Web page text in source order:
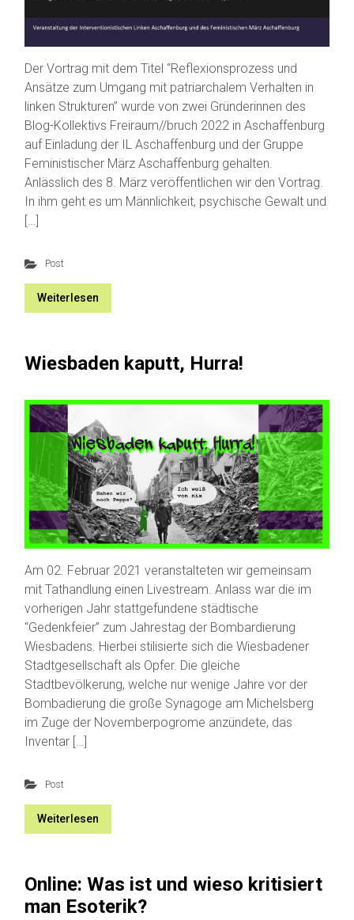
Der Vortrag mit dem Titel “Reflexionsprozess und
Ansätze zum Umgang mit patriarchalem Verhalten in
linken Strukturen” wurde von zwei Gründerinnen des
Blog-Kollektivs Freiraum//bruch 2022 in Aschaffenburg
auf Einladung der IL Aschaffenburg und der Gruppe
Feministischer März Aschaffenburg gehalten.
Anlässlich des 8. März veröffentlichen wir den Vortrag.
In ihm geht es um Männlichkeit, psychische Gewalt und
[…]
Post
Weiterlesen
Wiesbaden kaputt, Hurra!
Am 02. Februar 2021 veranstalteten wir gemeinsam
mit Tathandlung einen Livestream. Anlass war die im
vorherigen Jahr stattgefundene städtische
“Gedenkfeier” zum Jahrestag der Bombardierung
Wiesbadens. Hierbei stilisierte sich die Wiesbadener
Stadtgesellschaft als Opfer. Die gleiche
Stadtbevölkerung, welche nur wenige Jahre vor der
Bombadierung die große Synagoge am Michelsberg
im Zuge der Novemberpogrome anzündete, das
Inventar […]
Post
Weiterlesen
Online: Was ist und wieso kritisiert
man Esoterik?